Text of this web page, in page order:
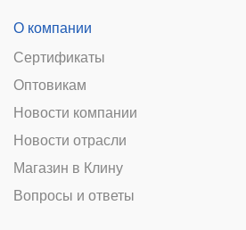
О компании
Сертификаты
Оптовикам
Новости компании
Новости отрасли
Магазин в Клину
Вопросы и ответы